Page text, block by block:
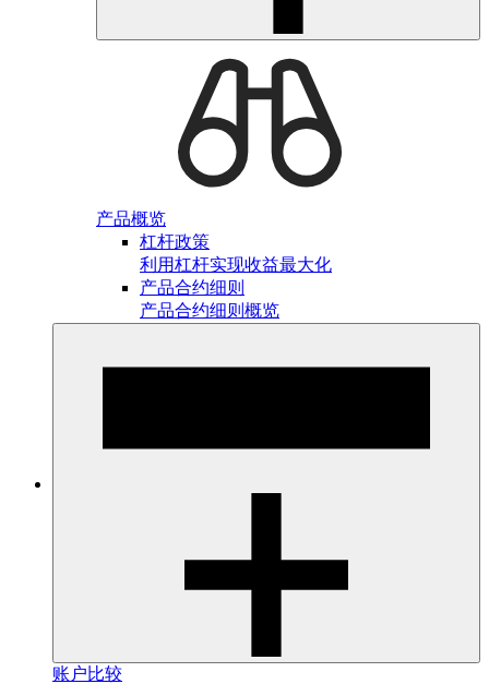
产品概览
杠杆政策
利用杠杆实现收益最大化
产品合约细则
产品合约细则概览
账户比较